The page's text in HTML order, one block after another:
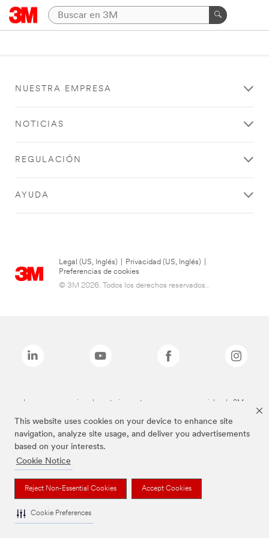
This website uses cookies on your device to enhance site
navigation, analyze site usage, and deliver you advertisements
based on your interests.
Cookie Notice
Reject Non-Essential Cookies Accept Cookies
Cookie Preferences
NUESTRA EMPRESA
NOTICIAS
REGULACIÓN
AYUDA
Legal (US, Inglés) Privacidad (US, Inglés)
Preferencias de cookies
© 3M 2026. Todos los derechos reservados..
Las marcas mencionadas anteriormente son marcas comerciales de 3M.